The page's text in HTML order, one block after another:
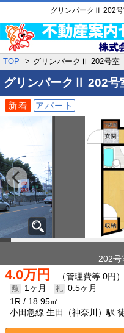
グリンパークⅡ 202号
TOP グリンパークⅡ 202号室
グリンパークⅡ 202号
新着 アパート
202号
4.0万円 （管理費等 0円）
1ヶ月
0.5ヶ月
1R
18.95㎡
小田急線 生田（神奈川）駅